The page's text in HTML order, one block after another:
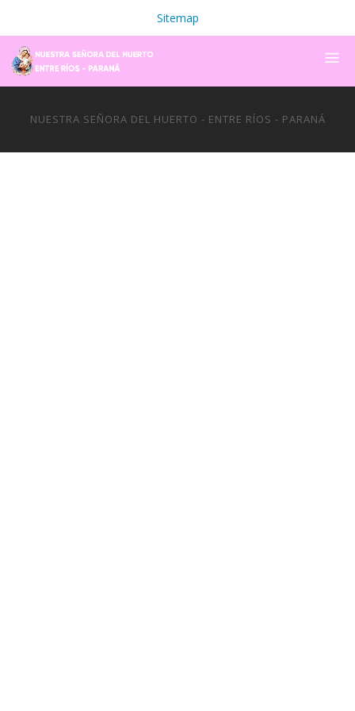
Sitemap
NUESTRA SEÑORA DEL HUERTO - ENTRE RÍOS - PARANÁ